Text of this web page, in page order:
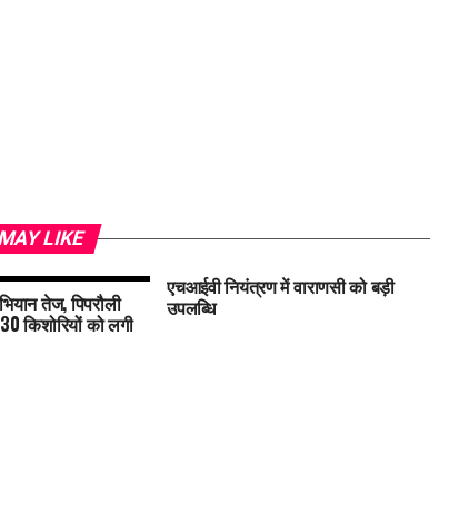
LIKE
तेज, पिपरौली
किशोरियों को लगी
एचआईवी नियंत्रण में वाराणसी को बड़ी
उपलब्धि